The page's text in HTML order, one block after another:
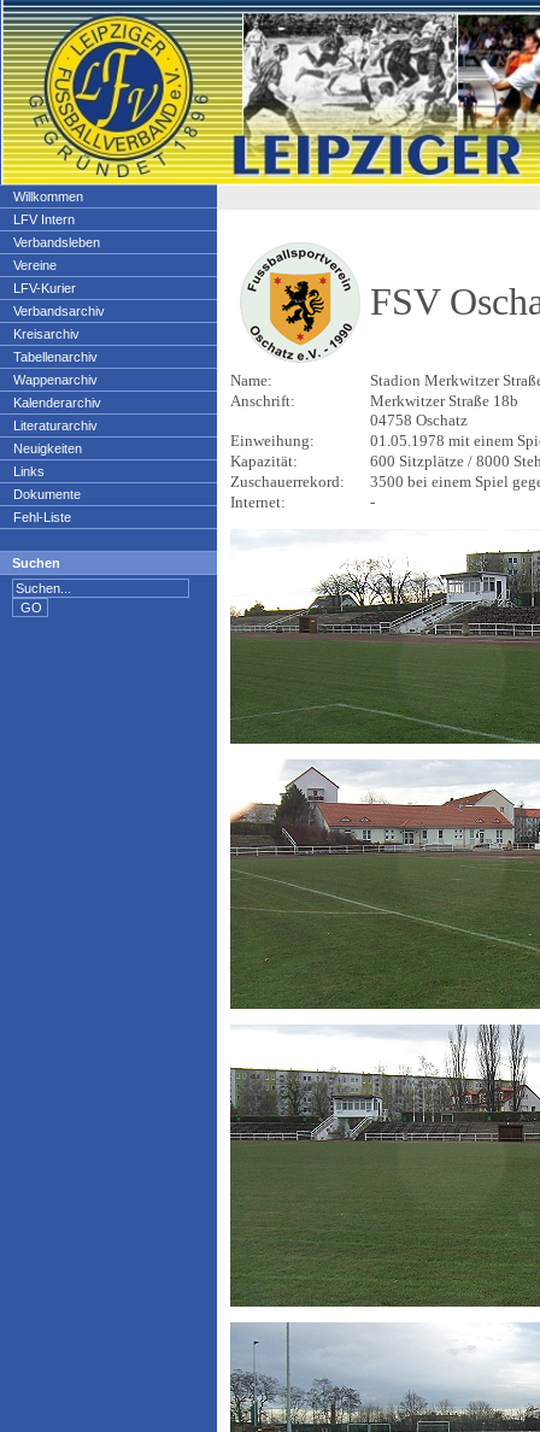
Willkommen
LFV Intern
Verbandsleben
Vereine
LFV-Kurier
Verbandsarchiv
Kreisarchiv
Tabellenarchiv
Wappenarchiv
Kalenderarchiv
Literaturarchiv
Neuigkeiten
Links
Dokumente
Fehl-Liste
Suchen
FSV
Name:
Stadion Merkwitzer
Anschrift:
Merkwitzer Straße 18b
04758 Oschatz
Einweihung:
01.05.1978 mit einem
Kapazität:
600 Sitzplätze / 8000
Zuschauerrekord:
3500 bei einem Spiel
Internet:
-